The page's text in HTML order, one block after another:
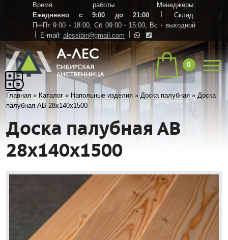
Время работы. Менеджеры:
Ежедневно с 9:00 до 21:00
Склад:
Пн-Пт 9:00 - 18:00, Сб 09:00 - 15:00, Вс - выходной
E-mail: alessibir@gmail.com
0
Главная » Каталог » Напольные изделия »Доска палубная »Доска
палубная АВ 28х140х1500
Доска палубная АВ
28х140х1500